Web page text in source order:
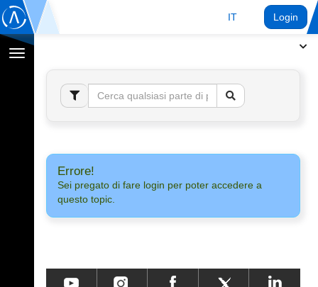
IT Login
Toggle
navigation
Errore!
Sei pregato di fare login per poter accedere a
questo topic.